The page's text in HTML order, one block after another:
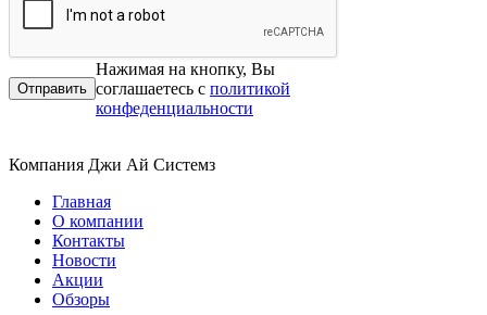
Нажимая на кнопку, Вы
соглашаетесь с политикой
конфеденциальности
Компания Джи Ай Системз
Главная
О компании
Контакты
Новости
Акции
Обзоры